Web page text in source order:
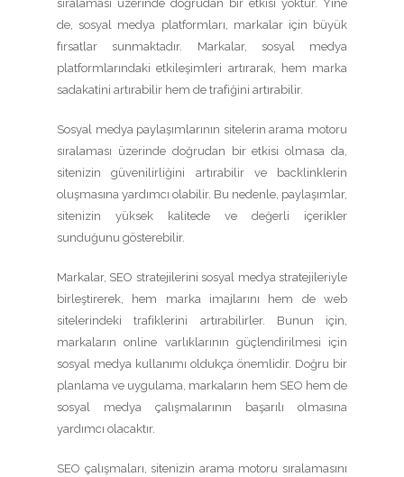
sıralaması üzerinde doğrudan bir etkisi yoktur. Yine
de, sosyal medya platformları, markalar için büyük
fırsatlar sunmaktadır. Markalar, sosyal medya
platformlarındaki etkileşimleri artırarak, hem marka
sadakatini artırabilir hem de trafiğini artırabilir.
Sosyal medya paylaşımlarının sitelerin arama motoru
sıralaması üzerinde doğrudan bir etkisi olmasa da,
sitenizin güvenilirliğini artırabilir ve backlinklerin
oluşmasına yardımcı olabilir. Bu nedenle, paylaşımlar,
sitenizin yüksek kalitede ve değerli içerikler
sunduğunu gösterebilir.
Markalar, SEO stratejilerini sosyal medya stratejileriyle
birleştirerek, hem marka imajlarını hem de web
sitelerindeki trafiklerini artırabilirler. Bunun için,
markaların online varlıklarının güçlendirilmesi için
sosyal medya kullanımı oldukça önemlidir. Doğru bir
planlama ve uygulama, markaların hem SEO hem de
sosyal medya çalışmalarının başarılı olmasına
yardımcı olacaktır.
SEO çalışmaları, sitenizin arama motoru sıralamasını